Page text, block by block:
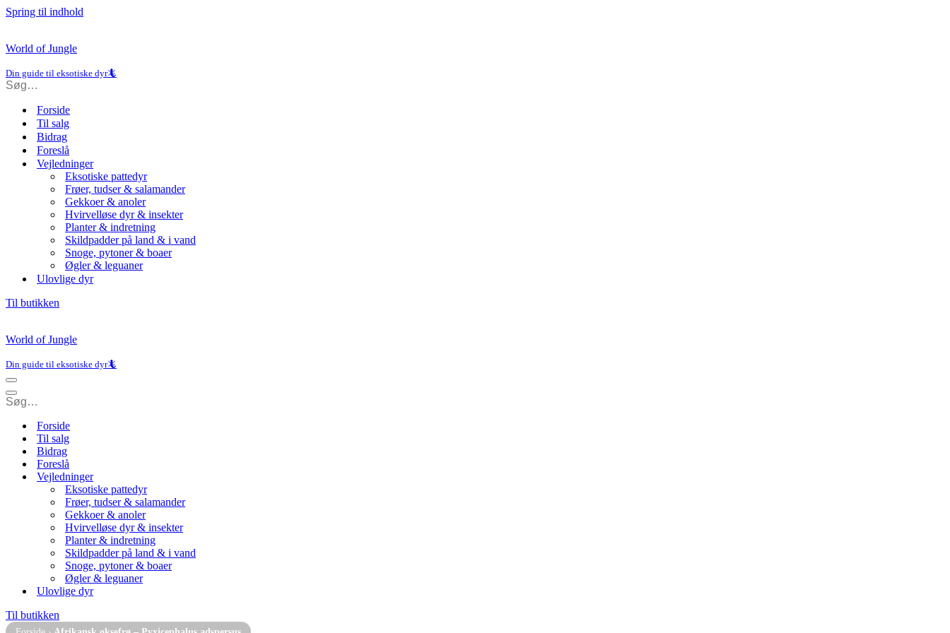
Spring til indhold
World of Jungle
Din guide til eksotiske dyr🦎
Forside
Til salg
Bidrag
Foreslå
Vejledninger
Eksotiske pattedyr
Frøer, tudser & salamander
Gekkoer & anoler
Hvirvelløse dyr & insekter
Planter & indretning
Skildpadder på land & i vand
Snoge, pytoner & boaer
Øgler & leguaner
Ulovlige dyr
Til butikken
World of Jungle
Din guide til eksotiske dyr🦎
Navigation
menu
Navigation
menu
Forside
Til salg
Bidrag
Foreslå
Vejledninger
Eksotiske pattedyr
Frøer, tudser & salamander
Gekkoer & anoler
Hvirvelløse dyr & insekter
Planter & indretning
Skildpadder på land & i vand
Snoge, pytoner & boaer
Øgler & leguaner
Ulovlige dyr
Til butikken